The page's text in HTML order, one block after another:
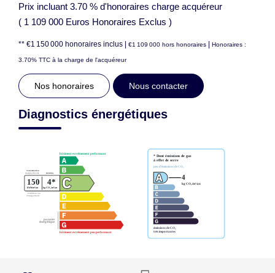
Prix incluant 3.70 % d'honoraires charge acquéreur
( 1 109 000 Euros Honoraires Exclus )
** €1 150 000 honoraires inclus | €1 109 000 hors honoraires | Honoraires :
3.70% TTC à la charge de l'acquéreur
Nos honoraires Nous contacter
Diagnostics énergétiques